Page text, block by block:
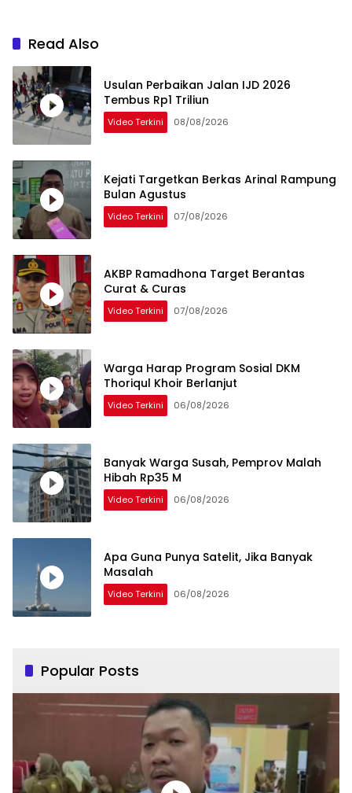
Read Also
Usulan Perbaikan Jalan IJD 2026
Tembus Rp1 Triliun
Video Terkini 08/08/2026
Kejati Targetkan Berkas Arinal Rampung
Bulan Agustus
Video Terkini 07/08/2026
AKBP Ramadhona Target Berantas
Curat & Curas
Video Terkini 07/08/2026
Warga Harap Program Sosial DKM
Thoriqul Khoir Berlanjut
Video Terkini 06/08/2026
Banyak Warga Susah, Pemprov Malah
Hibah Rp35 M
Video Terkini 06/08/2026
Apa Guna Punya Satelit, Jika Banyak
Masalah
Video Terkini 06/08/2026
Popular Posts